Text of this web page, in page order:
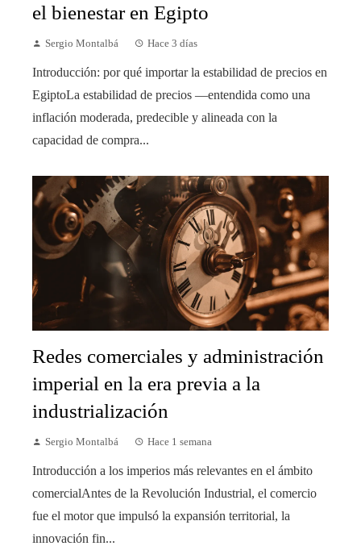
el bienestar en Egipto
Sergio Montalbá Hace 3 días
Introducción: por qué importar la estabilidad de precios en
EgiptoLa estabilidad de precios —entendida como una
inflación moderada, predecible y alineada con la
capacidad de compra...
Redes comerciales y administración
imperial en la era previa a la
industrialización
Sergio Montalbá Hace 1 semana
Introducción a los imperios más relevantes en el ámbito
comercialAntes de la Revolución Industrial, el comercio
fue el motor que impulsó la expansión territorial, la
innovación fin...